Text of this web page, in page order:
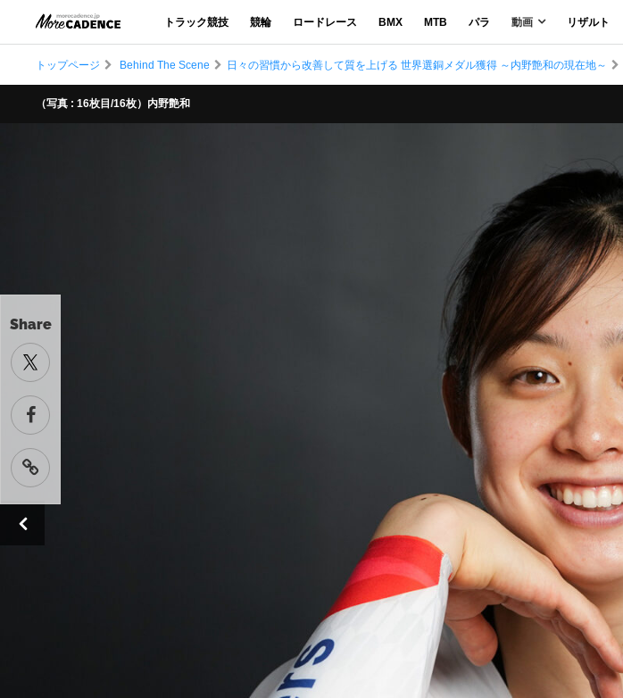
トラック競技 競輪 ロードレース BMX MTB パラ 動画 リザルト
Share
トップページ Behind The Scene 日々の習慣から改善して質を上げる 世界選銅メダル獲得 ～内野艶和の現在地～
（写真 : 16枚目/16枚）内野艶和